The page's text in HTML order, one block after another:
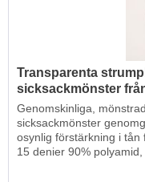
Transparenta
sicksackmönster
Genomskinliga,
sicksackmönster
osynlig förstärkning i tån
15 denier 90%